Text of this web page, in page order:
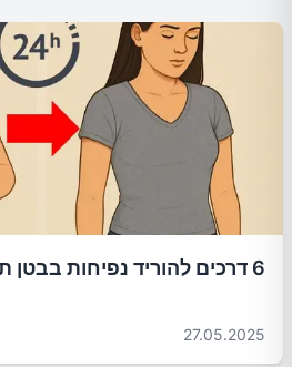
6 דרכים להוריד נפיחות בבטן תוך 24 שעות
27.05.2025